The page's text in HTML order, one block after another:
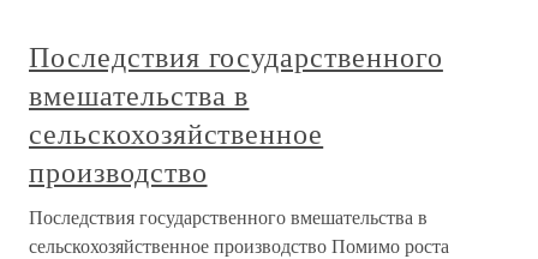
Последствия государственного
вмешательства в
сельскохозяйственное
производство
Последствия государственного вмешательства в
сельскохозяйственное производство Помимо роста